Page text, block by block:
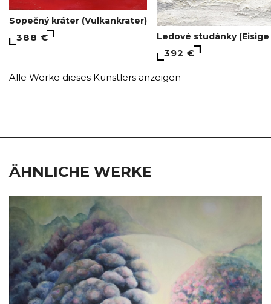
Sopečný kráter (Vulkankrater)
388 € Ledové studánky
392 €
Alle Werke dieses Künstlers anzeigen
ÄHNLICHE WERKE